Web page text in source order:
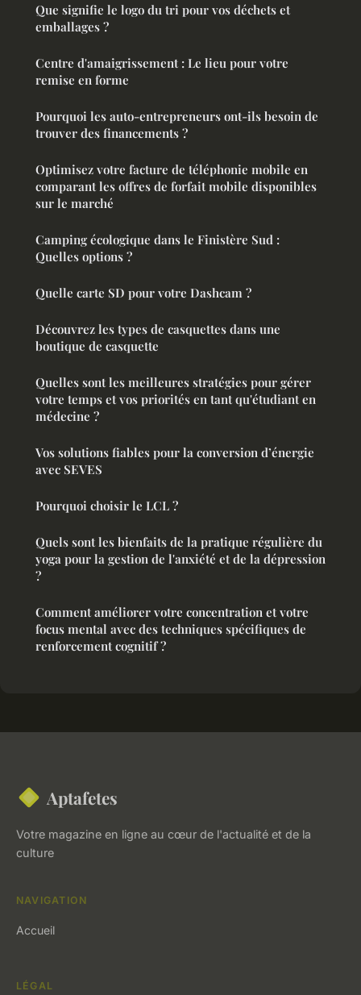
Que signifie le logo du tri pour vos déchets et
emballages ?
Centre d'amaigrissement : Le lieu pour votre
remise en forme
Pourquoi les auto-entrepreneurs ont-ils besoin de
trouver des financements ?
Optimisez votre facture de téléphonie mobile en
comparant les offres de forfait mobile disponibles
sur le marché
Camping écologique dans le Finistère Sud :
Quelles options ?
Quelle carte SD pour votre Dashcam ?
Découvrez les types de casquettes dans une
boutique de casquette
Quelles sont les meilleures stratégies pour gérer
votre temps et vos priorités en tant qu'étudiant en
médecine ?
Vos solutions fiables pour la conversion d’énergie
avec SEVES
Pourquoi choisir le LCL ?
Quels sont les bienfaits de la pratique régulière du
yoga pour la gestion de l'anxiété et de la dépression
?
Comment améliorer votre concentration et votre
focus mental avec des techniques spécifiques de
renforcement cognitif ?
Aptafetes
Votre magazine en ligne au cœur de l'actualité et de la
culture
NAVIGATION
Accueil
LÉGAL